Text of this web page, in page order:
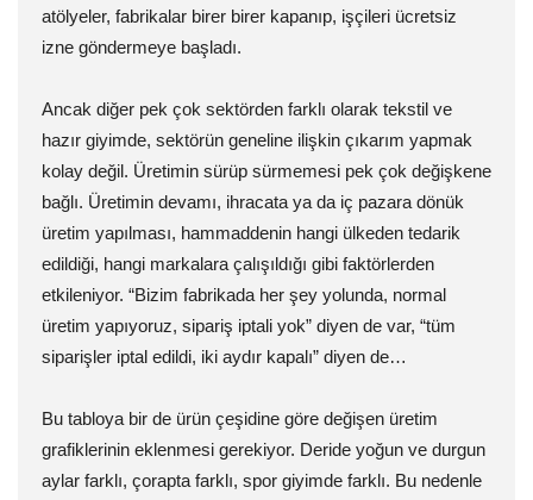
atölyeler, fabrikalar birer birer kapanıp, işçileri ücretsiz
izne göndermeye başladı.
Ancak diğer pek çok sektörden farklı olarak tekstil ve
hazır giyimde, sektörün geneline ilişkin çıkarım yapmak
kolay değil. Üretimin sürüp sürmemesi pek çok değişkene
bağlı. Üretimin devamı, ihracata ya da iç pazara dönük
üretim yapılması, hammaddenin hangi ülkeden tedarik
edildiği, hangi markalara çalışıldığı gibi faktörlerden
etkileniyor. “Bizim fabrikada her şey yolunda, normal
üretim yapıyoruz, sipariş iptali yok” diyen de var, “tüm
siparişler iptal edildi, iki aydır kapalı” diyen de…
Bu tabloya bir de ürün çeşidine göre değişen üretim
grafiklerinin eklenmesi gerekiyor. Deride yoğun ve durgun
aylar farklı, çorapta farklı, spor giyimde farklı. Bu nedenle